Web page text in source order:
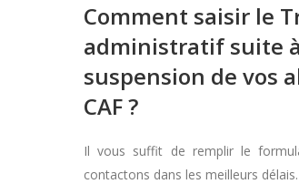
Comment saisir le
administratif suite
suspension de vos
CAF ?
Il vous suffit de remplir le
contactons dans les meilleurs délais.